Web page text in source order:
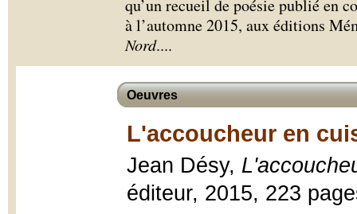
qu’un recueil de poésie publié en
à l’automne 2015, aux éditions
Nord....
Oeuvres
L'accoucheur en
Jean Désy,
éditeur, 2015, 223